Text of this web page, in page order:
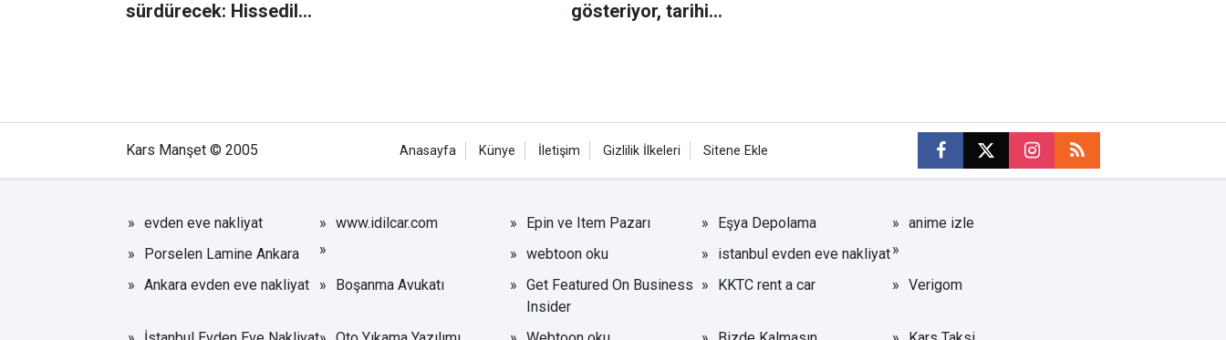
sürdürecek: Hissedilen
gösteriyor, tarihi
Kars Manşet © 2005 Anasayfa Künye İletişim Gizlilik İlkeleri Sitene Ekle
evden eve nakliyat www.idilcar.com Epin ve Item Pazarı Eşya Depolama
anime izle
Porselen Lamine Ankara
webtoon oku
istanbul evden eve nakliyat
Ankara evden eve nakliyat
Boşanma Avukatı
Get Featured On Business
Insider
KKTC rent a car Verigom